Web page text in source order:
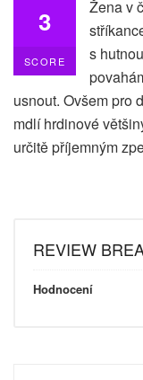
3
SCORE
Žena v
s
usnout. Ovšem pro
mdlí hrdinové
určitě příjemným
REVIEW
Hodnocení